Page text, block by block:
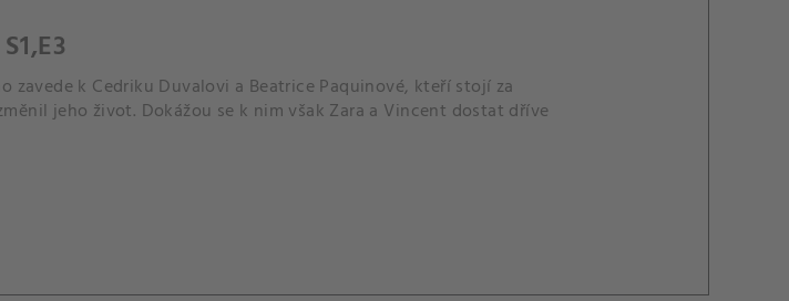
zavede k Cedriku Duvalovi a Beatrice Paquinové, kteří stojí za
jeho život. Dokážou se k nim však Zara a Vincent dostat dříve